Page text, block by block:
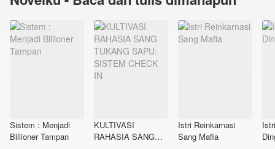
Sistem : Menjadi
Billioner Tampan
KULTIVASI
RAHASIA SANG
Istri Reinkarnasi
Sang Mafia